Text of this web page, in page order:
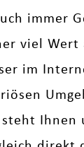
immer
viel
im
Ihnen